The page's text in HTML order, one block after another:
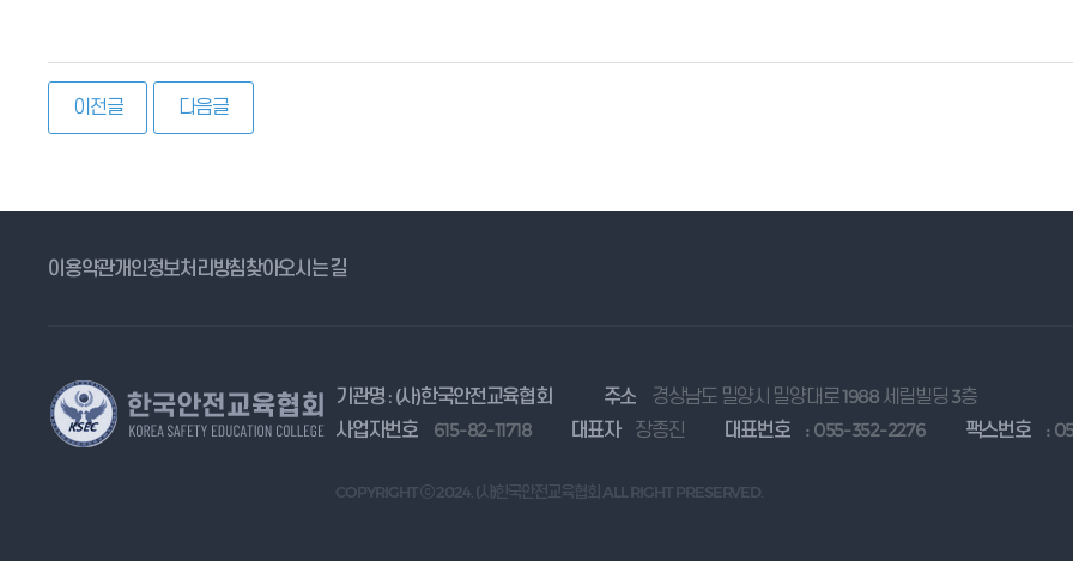
이전글 다음글
이용약관개인정보처리방침찾아오시는 길
기관명 : (사)한국안전교육협회 주소
경상남도 밀양시 밀양대로 1988 세림빌딩 3층
사업자번호
615-82-11718 대표자 장종진 대표번호 : 055-352-2276 팩스번호 :
COPYRIGHT ⓒ 2024. (사)한국안전교육협회 ALL RIGHT PRESERVED.